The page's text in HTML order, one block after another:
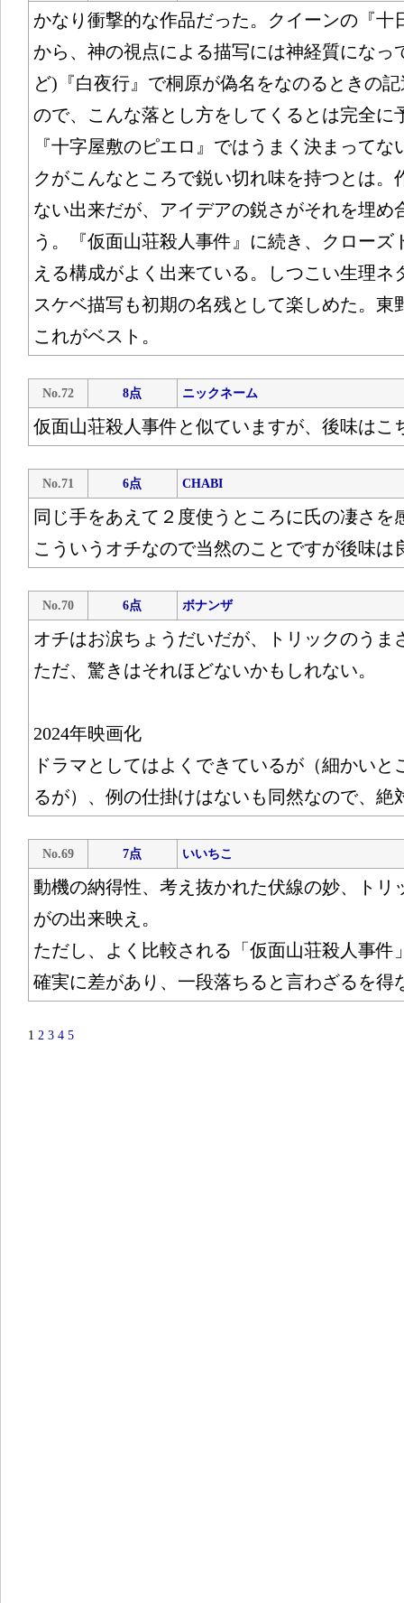
かなり衝撃的な作品だった。クイーンの『十
から、神の視点による描写には神経質になっ
ど)『白夜行』で桐原が偽名をなのるときの
ので、こんな落とし方をしてくるとは完全に
『十字屋敷のピエロ』ではうまく決まって
クがこんなところで鋭い切れ味を持つとは。
ない出来だが、アイデアの鋭さがそれを埋め
う。『仮面山荘殺人事件』に続き、クローズ
える構成がよく出来ている。しつこい生理ネ
スケベ描写も初期の名残として楽しめた。東
これがベスト。
No.72 8点 ニックネーム
仮面山荘殺人事件と似ていますが、後味はこ
No.71 6点 CHABI
同じ手をあえて２度使うところに氏の凄さを
こういうオチなので当然のことですが後味は
No.70 6点 ボナンザ
オチはお涙ちょうだいだが、トリックのうま
ただ、驚きはそれほどないかもしれない。
2024年映画化
ドラマとしてはよくできているが（細かい
るが）、例の仕掛けはないも同然なので、絶
No.69 7点 いいちこ
動機の納得性、考え抜かれた伏線の妙、トリ
がの出来映え。
ただし、よく比較される「仮面山荘殺人事件
確実に差があり、一段落ちると言わざるを得
1 2 3 4 5